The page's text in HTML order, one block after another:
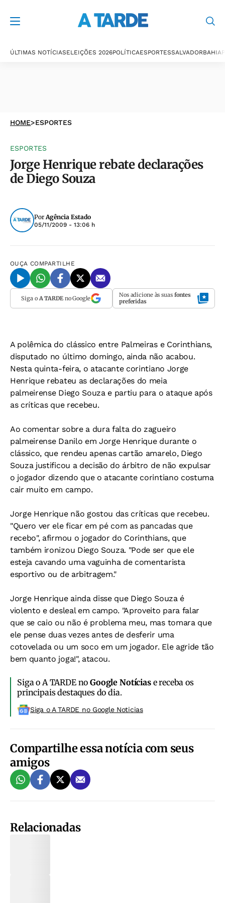
ÚLTIMAS NOTÍCIASELEIÇÕES 2026POLÍTICAESPORTESSALVADORBAHIA
HOME>ESPORTES
ESPORTES
Jorge Henrique rebate declarações
de Diego Souza
PorAgência Estado
05/11/2009 - 13:06 h
OUÇA COMPARTILHE
Siga o A TARDEno Google Nos adicione às suas fontes
preferidas
A polêmica do clássico entre Palmeiras e Corinthians,
disputado no último domingo, ainda não acabou.
Nesta quinta-feira, o atacante corintiano Jorge
Henrique rebateu as declarações do meia
palmeirense Diego Souza e partiu para o ataque após
as críticas que recebeu.
Ao comentar sobre a dura falta do zagueiro
palmeirense Danilo em Jorge Henrique durante o
clássico, que rendeu apenas cartão amarelo, Diego
Souza justificou a decisão do árbitro de não expulsar
o jogador dizendo que o atacante corintiano costuma
cair muito em campo.
Jorge Henrique não gostou das críticas que recebeu.
"Quero ver ele ficar em pé com as pancadas que
recebo", afirmou o jogador do Corinthians, que
também ironizou Diego Souza. "Pode ser que ele
esteja cavando uma vaguinha de comentarista
esportivo ou de arbitragem."
Jorge Henrique ainda disse que Diego Souza é
violento e desleal em campo. "Aproveito para falar
que se caio ou não é problema meu, mas tomara que
ele pense duas vezes antes de desferir uma
cotovelada ou um soco em um jogador. Ele agride tão
bem quanto joga!", atacou.
Siga o A TARDE noGoogle Notíciase receba os
principais destaques do dia.
Siga o A TARDE no Google Noticias
Compartilhe essa notícia com seus
amigos
Relacionadas